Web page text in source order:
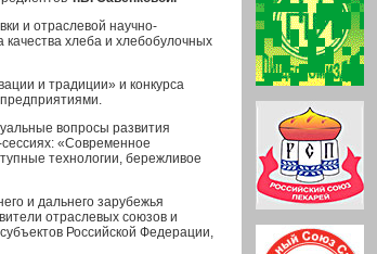
и отраслевой научно-
хлеба и хлебобулочных
и традиции» и конкурса
предприятиями.
вопросы развития
«Современное
технологии, бережливое
и дальнего зарубежья
отраслевых союзов и
Российской Федерации,